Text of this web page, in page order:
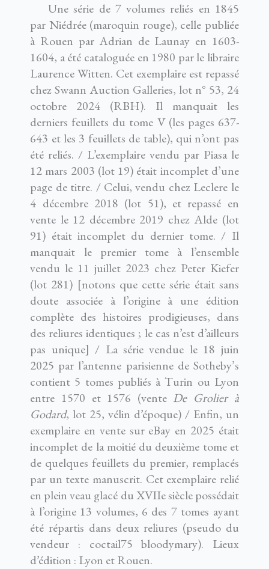
Une série de 7 volumes reliés en 1845
par Niédrée (maroquin rouge), celle publiée
à Rouen par Adrian de Launay en 1603-
1604, a été cataloguée en 1980 par le libraire
Laurence Witten. Cet exemplaire est repassé
chez Swann Auction Galleries, lot n° 53, 24
octobre 2024 (RBH). Il manquait les
derniers feuillets du tome V (les pages 637-
643 et les 3 feuillets de table), qui n’ont pas
été reliés. / L’exemplaire vendu par Piasa le
12 mars 2003 (lot 19) était incomplet d’une
page de titre. / Celui, vendu chez Leclere le
4 décembre 2018 (lot 51), et repassé en
vente le 12 décembre 2019 chez Alde (lot
91) était incomplet du dernier tome. / Il
manquait le premier tome à l’ensemble
vendu le 11 juillet 2023 chez Peter Kiefer
(lot 281) [notons que cette série était sans
doute associée à l’origine à une édition
complète des histoires prodigieuses, dans
des reliures identiques ; le cas n’est d’ailleurs
pas unique] / La série vendue le 18 juin
2025 par l’antenne parisienne de Sotheby’s
contient 5 tomes publiés à Turin ou Lyon
entre 1570 et 1576 (vente De Grolier à
Godard, lot 25, vélin d’époque) / Enfin, un
exemplaire en vente sur eBay en 2025 était
incomplet de la moitié du deuxième tome et
de quelques feuillets du premier, remplacés
par un texte manuscrit. Cet exemplaire relié
en plein veau glacé du XVIIe siècle possédait
à l’origine 13 volumes, 6 des 7 tomes ayant
été répartis dans deux reliures (pseudo du
vendeur : coctail75 bloodymary). Lieux
d’édition : Lyon et Rouen.